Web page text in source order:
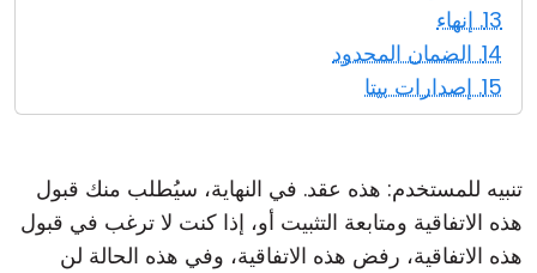
13. إنهاء
14. الضمان المحدود
15. إصدارات بيتا
تنبيه للمستخدم: هذه عقد. في النهاية، سيُطلب منك قبول
هذه الاتفاقية ومتابعة التثبيت أو، إذا كنت لا ترغب في قبول
هذه الاتفاقية، رفض هذه الاتفاقية، وفي هذه الحالة لن